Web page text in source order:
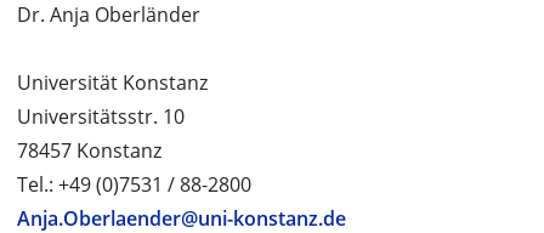
Dr. Anja Oberländer
Universität Konstanz
Universitätsstr. 10
78457 Konstanz
Tel.: +49 (0)7531 / 88-2800
Anja.Oberlaender@uni-konstanz.de